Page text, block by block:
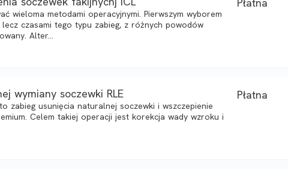
wieloma metodami operacyjnymi. Pierwszym wyborem
czasami tego typu zabieg, z różnych powodów
Alter...
wymiany soczewki RLE
zabieg usunięcia naturalnej soczewki i wszczepienie
Celem takiej operacji jest korekcja wady wzroku i
Płatna